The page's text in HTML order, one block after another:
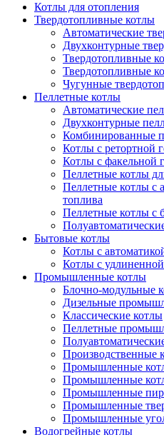
Котлы для отопления
Твердотопливные котлы
Автоматические
Двухконтурные
Твердотопливные
Твердотопливные
Чугунные
Пеллетные котлы
Автоматические
Двухконтурные
Комбинированные
Котлы с ретортной
Котлы с факельной
Пеллетные котлы
Пеллетные котлы с
топлива
Пеллетные котлы с
Бытовые котлы
Котлы с
Котлы с
Промышленные котлы
Блочно-модульные
Дизельные
Классические котлы
Пеллетные
Производственные
Промышленные
Промышленные
Промышленные
Промышленные
Промышленные
Водогрейные котлы